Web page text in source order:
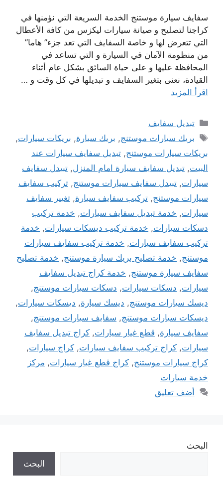
سفايف سيارة موستنج الخدمة السريعة التي نؤمنها في
كراجنا لتصليح و صيانة سيارات ليكزس من كافة الأعطال
التي تتعرض لها و خاصة السفايف التي تعد جزء” هاما”
من منظومة الآمان في السيارة و التي تساعد في
المحافظة عليها و على حياة السائق بشكل عام أثناء
القيادة، نعنى بتغير السفايف و تبديلها في كل وقت و …
اقرأ المزيد
التصنيفات
تبديل سفايف
الوسوم
بريك سيارات موستنج, بريك سيارة, بريكات سيارات,
بريكات سيارات موستنج, تبديل سفايف سيارات عند
البيت, تبديل سفايف سيارة امام المنزل, تبيدل سفايف
سيارات, تبيدل سفايف سيارات موستنج, تركيب سفايف
سيارات موستنج, تركيب سفايف سيارة, تغيير سفايف
سيارات, خدمة تبديل سفايف سيارات, خدمة تركيب
دسكات سيارات, خدمة تركيب ديسكات سيارات, خدمة
تركيب سفايف سيارات, خدمة تركيب سفايف سيارات
موستنج, خدمة تصليح بريك سيارة موستنج, خدمة تصليح
سفايف سيارة موستنج, خدمة كراج تبديل سفايف
سيارات, دسكات سيارات, دسكات سيارات موستنج,
ديسك سيارات موستنج, ديسك سيارة, ديسكات سيارات,
ديسكات سيارات موستنج, سفايف سيارات موستنج,
سفايف سيارة, قطع غيار سيارات, كراج تبديل سفايف
سيارات, كراج تركيب سفايف سيارات, كراج سيارات,
كراج سيارات موستنج, كراج قطع غيار سيارات, مركز
خدمة سيارات
أضف تعليق
البحث
البحث